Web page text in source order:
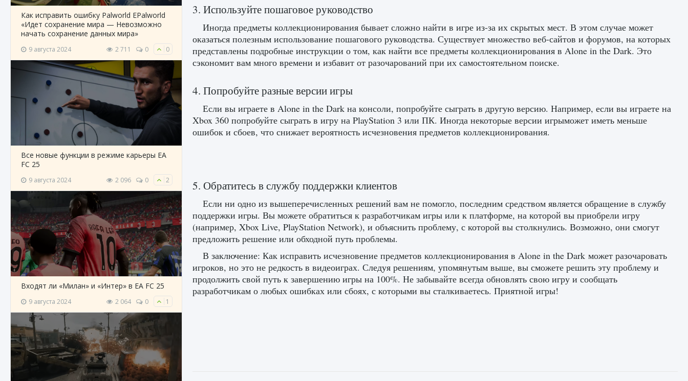
Как исправить ошибку Palworld EPalworld
«Идет сохранение мира — Невозможно
начать сохранение данных мира»
9 августа 2024 2 711 0 0
Все новые функции в режиме карьеры EA
FC 25
9 августа 2024 2 096 0 2
Входят ли «Милан» и «Интер» в EA FC 25
9 августа 2024 2 064 0 1
3. Используйте пошаговое руководство
Иногда предметы коллекционирования бывает сложно найти в игре из-за их скрытых мест. В этом случае может
оказаться полезным использование пошагового руководства. Существует множество веб-сайтов и форумов, на которых
представлены подробные инструкции о том, как найти все предметы коллекционирования в Alone in the Dark. Это
сэкономит вам много времени и избавит от разочарований при их самостоятельном поиске.
4. Попробуйте разные версии игры
Если вы играете в Alone in the Dark на консоли, попробуйте сыграть в другую версию. Например, если вы играете на
Xbox 360 попробуйте сыграть в игру на PlayStation 3 или ПК. Иногда некоторые версии игрыможет иметь меньше
ошибок и сбоев, что снижает вероятность исчезновения предметов коллекционирования.
5. Обратитесь в службу поддержки клиентов
Если ни одно из вышеперечисленных решений вам не помогло, последним средством является обращение в службу
поддержки игры. Вы можете обратиться к разработчикам игры или к платформе, на которой вы приобрели игру
(например, Xbox Live, PlayStation Network), и объяснить проблему, с которой вы столкнулись. Возможно, они смогут
предложить решение или обходной путь проблемы.
В заключение: Как исправить исчезновение предметов коллекционирования в Alone in the Dark может разочаровать
игроков, но это не редкость в видеоиграх. Следуя решениям, упомянутым выше, вы сможете решить эту проблему и
продолжить свой путь к завершению игры на 100%. Не забывайте всегда обновлять свою игру и сообщать
разработчикам о любых ошибках или сбоях, с которыми вы сталкиваетесь. Приятной игры!